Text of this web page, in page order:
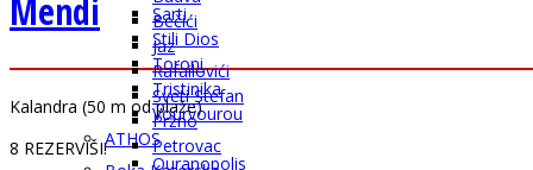
Sarti
Stili Dios
Toroni
Tristinika
Vourvourou
ATHOS
Ouranopolis
Bečići
Jaz
Rafailovići
Sveti Stefan
Pržno
Petrovac
Mendi
Kalandra (50 m od plaže)
8 REZERVIŠI!